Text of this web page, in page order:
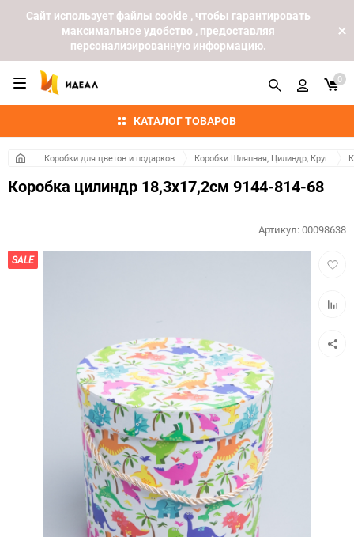
Cайт использует файлы cookie , чтобы гарантировать
максимальное удобство , предоставляя
персонализированную информацию.
КАТАЛОГ ТОВАРОВ
0
Коробки для цветов и подарков Коробки Шляпная, Цилиндр, Круг
Коробка цилиндр 18,3х17,2см 9144-814-68
SALE
Артикул:00098638